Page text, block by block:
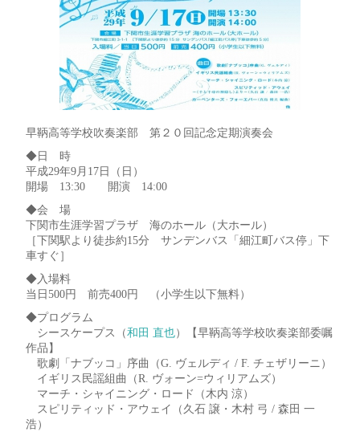
早鞆高等学校吹奏楽部 第２０回記念定期演奏会
◆日 時
平成29年9月17日（日）
開場 13:30 開演 14:00
◆会 場
下関市生涯学習プラザ 海のホール（大ホール）
［下関駅より徒歩約15分 サンデンバス「細江町バス停」下
車すぐ］
◆入場料
当日500円 前売400円 （小学生以下無料）
◆プログラム
シースケープス（和田 直也）【早鞆高等学校吹奏楽部委嘱
作品】
歌劇「ナブッコ」序曲（G. ヴェルディ / F. チェザリーニ）
イギリス民謡組曲（R. ヴォーン=ウィリアムズ）
マーチ・シャイニング・ロード（木内 涼）
スピリティッド・アウェイ（久石 譲・木村 弓 / 森田 一
浩）